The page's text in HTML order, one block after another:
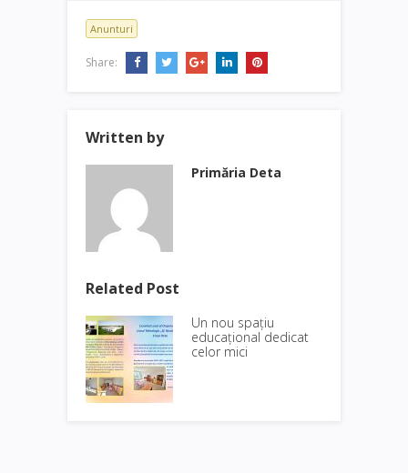
Anunturi
Share:
Written by
Primăria Deta
Related Post
Un nou spațiu
educațional dedicat
celor mici